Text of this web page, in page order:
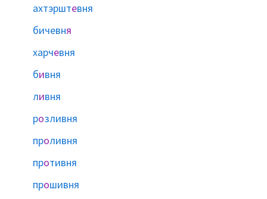
ахтэрштевня
бичевня
харчевня
бивня
ливня
розливня
проливня
противня
прошивня